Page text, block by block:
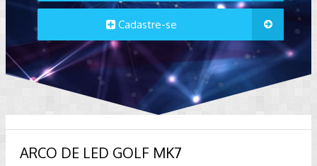
Cadastre-se
ARCO DE LED GOLF MK7